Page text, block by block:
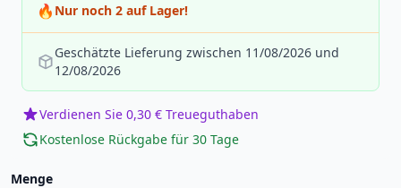
🔥 Nur noch 2 auf Lager!
Geschätzte Lieferung zwischen 11/08/2026 und
12/08/2026
Verdienen Sie 0,30 € Treueguthaben
Kostenlose Rückgabe für 30 Tage
Menge